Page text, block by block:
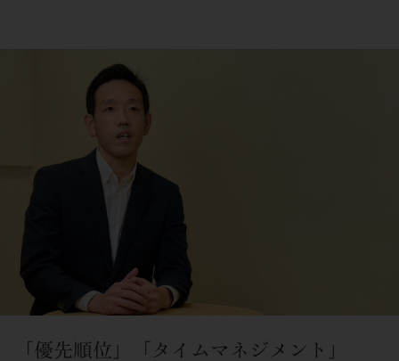
「優先順位」「タイムマネジメント」